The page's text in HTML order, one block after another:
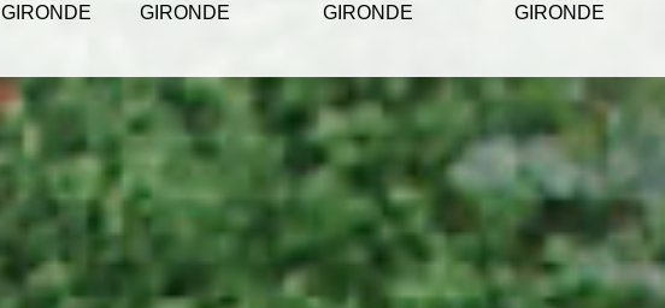
GIRONDE
GIRONDE
GIRONDE
GIRONDE